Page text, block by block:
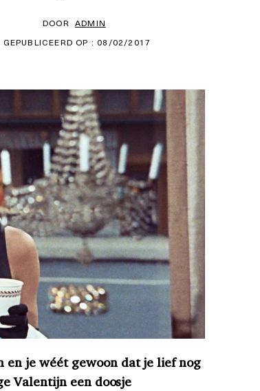
DOOR ADMIN
GEPUBLICEERD OP : 08/02/2017
je wéét gewoon dat je lief nog
Valentijn een doosje